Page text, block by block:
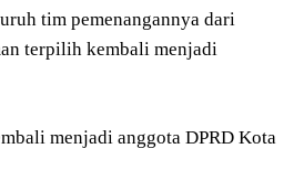
tim pemenangannya dari
terpilih kembali menjadi
menjadi anggota DPRD Kota